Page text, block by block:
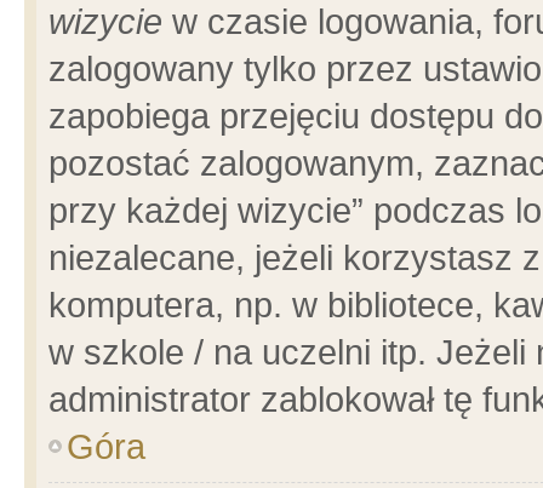
wizycie w czasie logowania,
zalogowany tylko przez
zapobiega przejęciu dostępu
pozostać zalogowanym,
przy każdej wizycie” podczas
niezalecane, jeżeli korzystasz
komputera, np. w bibliotece,
w szkole / na uczelni itp.
administrator zablokował tę
Góra